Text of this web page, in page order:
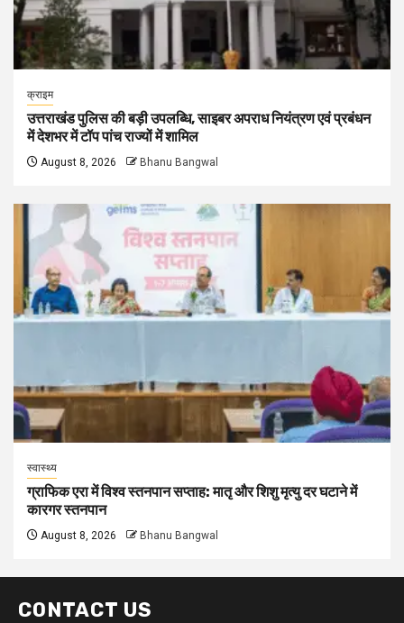
क्राइम
उत्तराखंड पुलिस की बड़ी उपलब्धि, साइबर अपराध नियंत्रण एवं प्रबंधन
में देशभर में टॉप पांच राज्यों में शामिल
August 8, 2026 Bhanu Bangwal
स्वास्थ्य
ग्राफिक एरा में विश्व स्तनपान सप्ताह: मातृ और शिशु मृत्यु दर घटाने में
कारगर स्तनपान
August 8, 2026 Bhanu Bangwal
CONTACT US